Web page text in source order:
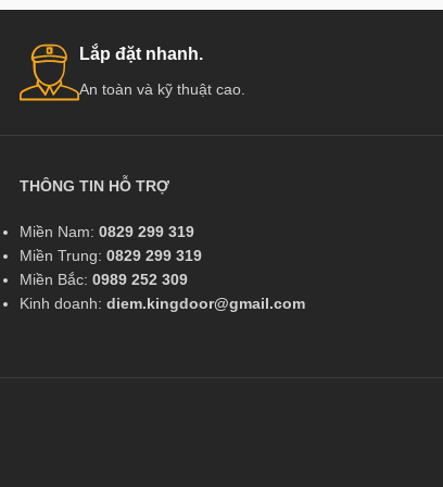
Lắp đặt nhanh.
An toàn và kỹ thuật cao.
THÔNG TIN HỖ TRỢ
Miền Nam: 0829 299 319
Miền Trung: 0829 299 319
Miền Bắc: 0989 252 309
Kinh doanh: diem.kingdoor@gmail.com